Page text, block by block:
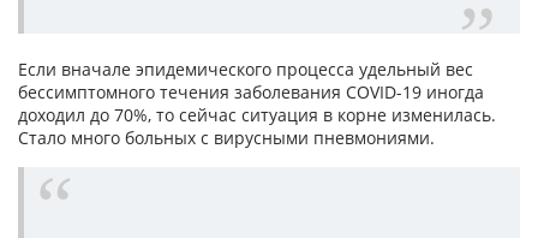
Если вначале эпидемического процесса удельный вес
бессимптомного течения заболевания COVID-19 иногда
доходил до 70%, то сейчас ситуация в корне изменилась.
Стало много больных с вирусными пневмониями.